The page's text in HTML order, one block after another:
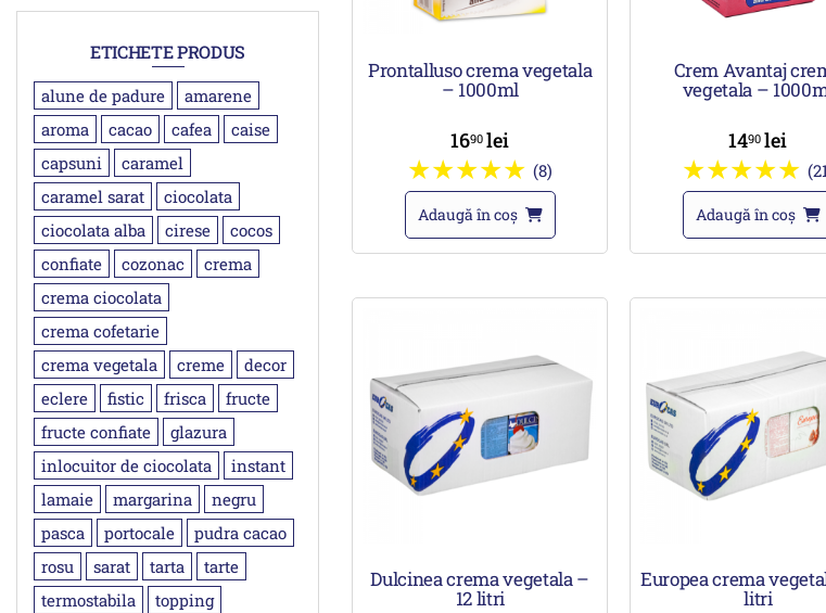
ETICHETE PRODUS
alune de padure
amarene
aroma
cacao cafea
caise
capsuni
caramel
caramel sarat
ciocolata
ciocolata alba
cirese
cocos
confiate
cozonac
crema
crema ciocolata
crema cofetarie
crema vegetala
creme
decor
eclere
fistic frisca
fructe
fructe confiate
glazura
inlocuitor de ciocolata
instant
lamaie
margarina
negru
pasca
portocale
pudra cacao
rosu
sarat tarta
tarte
termostabila
topping
Prontalluso crema vegetala
– 1000ml
1690lei
(8)
Adaugă în coș
Crem Avantaj
vegetala –
1490lei
Adaugă în coș
Dulcinea crema vegetala –
12 litri
Europea crema
litri